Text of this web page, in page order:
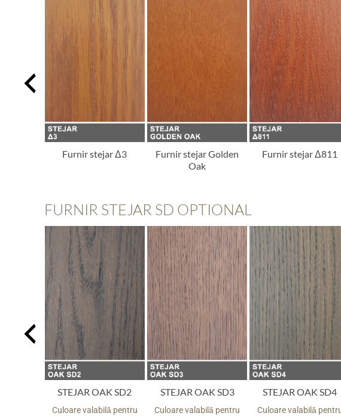
Furnir stejar Δ3
Furnir stejar Golden
Oak
Furnir stejar Δ811
FURNIR STEJAR SD OPTIONAL
STEJAR OAK SD2
Culoare valabilă pentru
STEJAR OAK SD3
Culoare valabilă pentru
STEJAR OAK SD4
Culoare valabilă